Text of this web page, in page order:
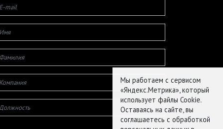
Мы работаем с сервисом
«Яндекс.Метрика», который
использует файлы Cookie.
Оставаясь на сайте, вы
соглашаетесь с обработкой